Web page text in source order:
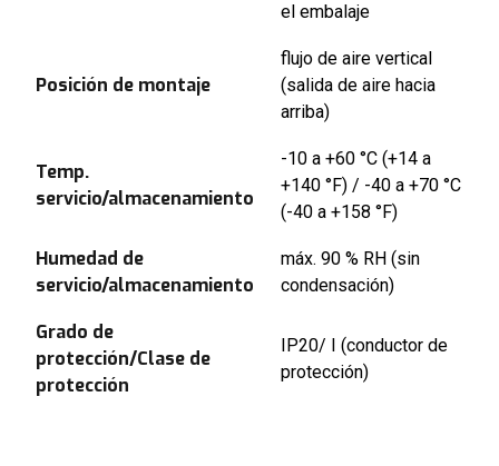
el embalaje
Posición de montaje
flujo de aire vertical
(salida de aire hacia
arriba)
Temp.
servicio/almacenamiento
-10 a +60 °C (+14 a
+140 °F) / -40 a +70 °C
(-40 a +158 °F)
Humedad de
servicio/almacenamiento
máx. 90 % RH (sin
condensación)
Grado de
protección/Clase de
protección
IP20/ I (conductor de
protección)